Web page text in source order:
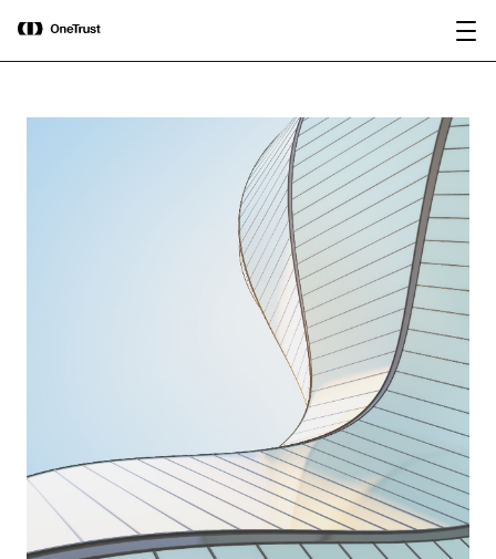
OneTrust nominata “Visionaria” nel
Magic Quadrant™ 2026 di Gartner®
per le piattaforme di governance